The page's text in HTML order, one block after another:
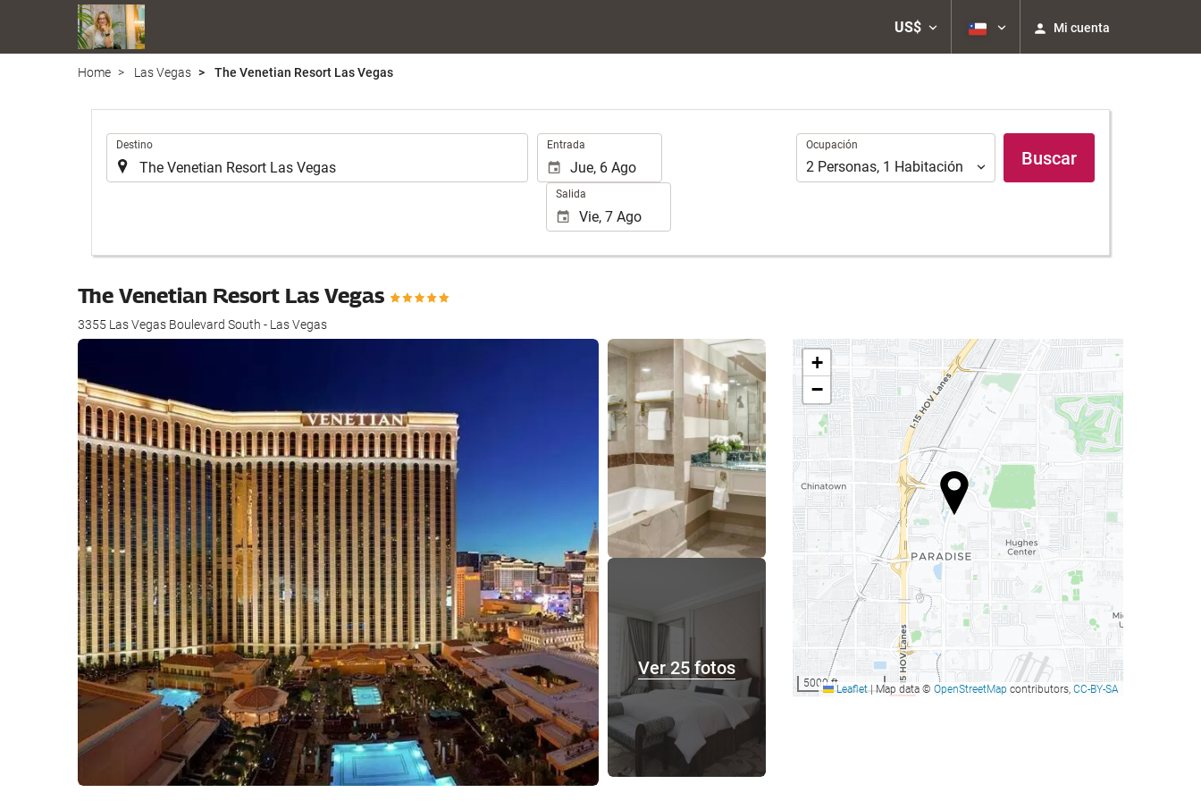
US$ Mi cuenta
Home Las Vegas The Venetian Resort Las Vegas
Destino Entrada
Salida
Ocupación
Ocupación
2 Personas, 1 Habitación Buscar
The Venetian Resort Las Vegas
3355 Las Vegas Boulevard South - Las Vegas
Ver 25 fotos
Ver 25 fotos
+
−
5000 ftLeaflet |Map data © OpenStreetMap contributors, CC-BY-SA